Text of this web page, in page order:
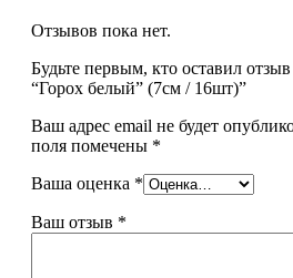
Отзывов пока нет.
Будьте первым, кто оставил
“Горох белый” (7см / 16шт)”
Ваш адрес email не будет
поля помечены *
Ваша оценка *
Ваш отзыв *